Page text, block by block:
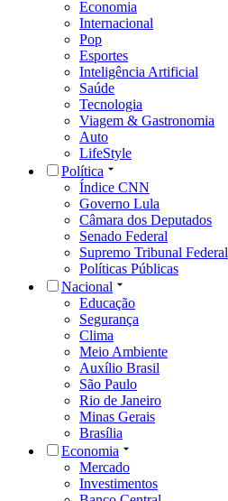
Economia
Internacional
Pop
Esportes
Inteligência Artificial
Saúde
Tecnologia
Viagem & Gastronomia
Auto
LifeStyle
Política
Índice CNN
Governo Lula
Câmara dos Deputados
Senado Federal
Supremo Tribunal Federal
Políticas Públicas
Nacional
Educação
Segurança
Clima
Meio Ambiente
Auxílio Brasil
São Paulo
Rio de Janeiro
Minas Gerais
Brasília
Economia
Mercado
Investimentos